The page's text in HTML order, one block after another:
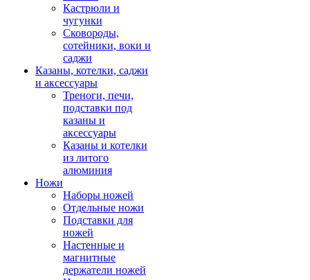
Кастрюли и
чугунки
Сковороды,
сотейники, воки и
саджи
Казаны, котелки, саджи
и аксессуары
Треноги, печи,
подставки под
казаны и
аксессуары
Казаны и котелки
из литого
алюминия
Ножи
Наборы ножей
Отдельные ножи
Подставки для
ножей
Настенные и
магнитные
держатели ножей